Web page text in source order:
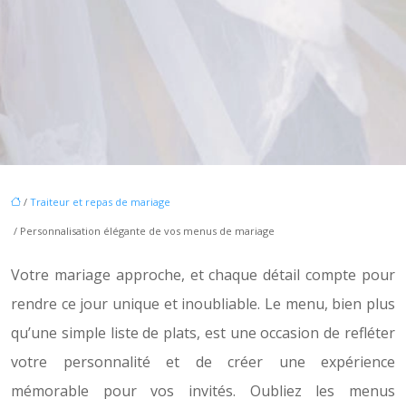
/ Traiteur et repas de mariage
/ Personnalisation élégante de vos menus de mariage
Votre mariage approche, et chaque détail compte pour
rendre ce jour unique et inoubliable. Le menu, bien plus
qu’une simple liste de plats, est une occasion de refléter
votre personnalité et de créer une expérience
mémorable pour vos invités. Oubliez les menus